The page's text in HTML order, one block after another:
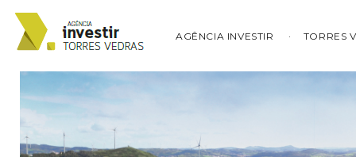
AGÊNCIA INVESTIR TORRES